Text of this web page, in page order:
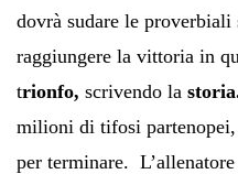
dovrà sudare le
raggiungere la vittoria in
trionfo, scrivendo la
milioni di tifosi
per terminare.